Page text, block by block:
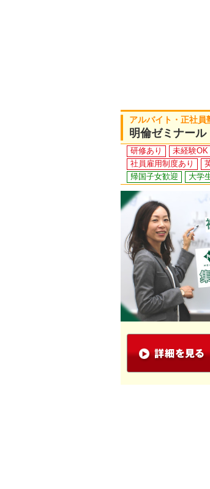
アルバイト・正社
明倫ゼミナー
研修あり 未経験OK
社員雇用制度あり
帰国子女歓迎
大学